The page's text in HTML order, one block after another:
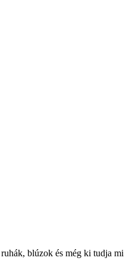
blúzok és még ki tudja mi